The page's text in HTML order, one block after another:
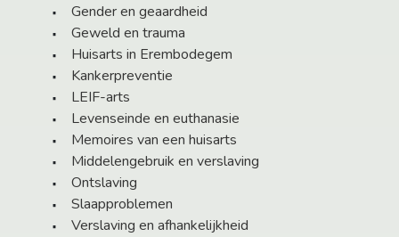
Gender en geaardheid
Geweld en trauma
Huisarts in Erembodegem
Kankerpreventie
LEIF-arts
Levenseinde en euthanasie
Memoires van een huisarts
Middelengebruik en verslaving
Ontslaving
Slaapproblemen
Verslaving en afhankelijkheid